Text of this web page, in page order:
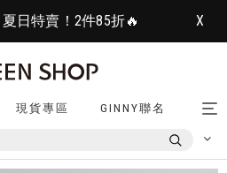
夏日特賣！2件85折🔥 X
現貨專區 GINNY聯名